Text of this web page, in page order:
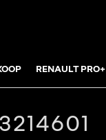
RENAULT PRO+